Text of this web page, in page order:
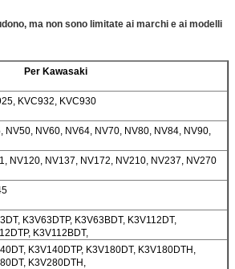
ma non sono limitate ai marchi e ai modelli
Per Kawasaki
KVC932, KVC930
NV50, NV60, NV64, NV70, NV80, NV84, NV90,
NV120, NV137, NV172, NV210, NV237, NV270
K3V63DTP, K3V63BDT, K3V112DT,
K3V112BDT,
K3V140DTP, K3V180DT, K3V180DTH,
K3V280DTH,